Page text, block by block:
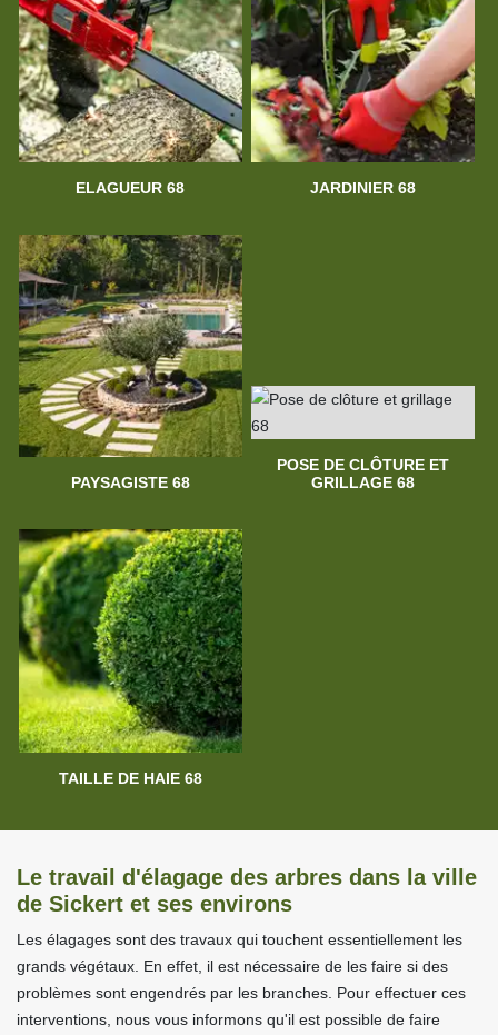
ELAGUEUR 68 JARDINIER 68
PAYSAGISTE 68
POSE DE CLÔTURE ET
GRILLAGE 68
TAILLE DE HAIE 68
Le travail d'élagage des arbres dans la ville
de Sickert et ses environs
Les élagages sont des travaux qui touchent essentiellement les
grands végétaux. En effet, il est nécessaire de les faire si des
problèmes sont engendrés par les branches. Pour effectuer ces
interventions, nous vous informons qu'il est possible de faire